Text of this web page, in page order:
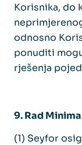
Korisnika, do
odnosno
ponuditi
rješenja
9. Rad
(1) Seyfor